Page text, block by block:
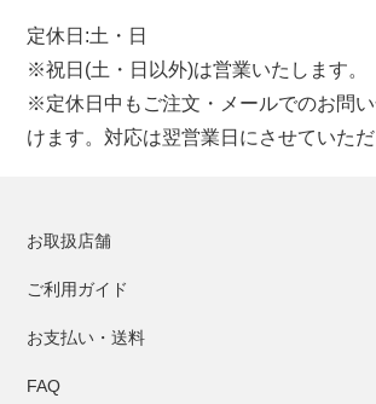
定休日:土・日
※祝日(土・日以外)は営業いたします。
※定休日中もご注文・メールでのお問
けます。対応は翌営業日にさせていただ
お取扱店舗
ご利用ガイド
お支払い・送料
FAQ